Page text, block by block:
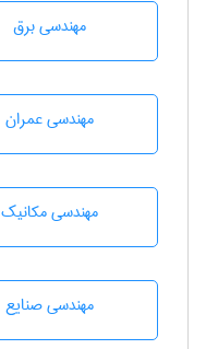
مهندسی برق
مهندسی عمران
مهندسی مکانیک
مهندسی صنايع